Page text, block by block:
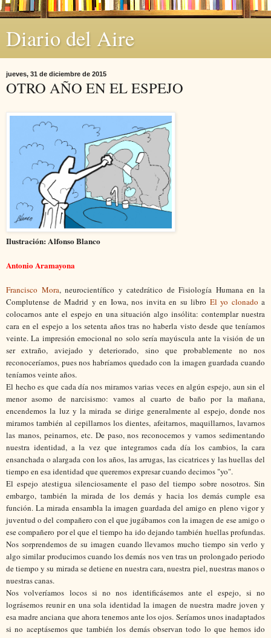
Diario del Aire
jueves, 31 de diciembre de 2015
OTRO AÑO EN EL ESPEJO
Ilustración: Alfonso Blanco
Antonio Aramayona
Francisco Mora, neurocientífico y catedrático de Fisiología Humana en la
Complutense de Madrid y en Iowa, nos invita en su libro El yo clonado a
colocarnos ante el espejo en una situación algo insólita: contemplar nuestra
cara en el espejo a los setenta años tras no haberla visto desde que teníamos
veinte. La impresión emocional no solo sería mayúscula ante la visión de un
ser extraño, aviejado y deteriorado, sino que probablemente no nos
reconoceríamos, pues nos habríamos quedado con la imagen guardada cuando
teníamos veinte años.
El hecho es que cada día nos miramos varias veces en algún espejo, aun sin el
menor asomo de narcisismo: vamos al cuarto de baño por la mañana,
encendemos la luz y la mirada se dirige generalmente al espejo, donde nos
miramos también al cepillarnos los dientes, afeitarnos, maquillarnos, lavarnos
las manos, peinarnos, etc. De paso, nos reconocemos y vamos sedimentando
nuestra identidad, a la vez que integramos cada día los cambios, la cara
ensanchada o alargada con los años, las arrugas, las cicatrices y las huellas del
tiempo en esa identidad que queremos expresar cuando decimos "yo".
El espejo atestigua silenciosamente el paso del tiempo sobre nosotros. Sin
embargo, también la mirada de los demás y hacia los demás cumple esa
función. La mirada ensambla la imagen guardada del amigo en pleno vigor y
juventud o del compañero con el que jugábamos con la imagen de ese amigo o
ese compañero por el que el tiempo ha ido dejando también huellas profundas.
Nos sorprendemos de su imagen cuando llevamos mucho tiempo sin verlo y
algo similar producimos cuando los demás nos ven tras un prolongado periodo
de tiempo y su mirada se detiene en nuestra cara, nuestra piel, nuestras manos o
nuestras canas.
Nos volveríamos locos si no nos identificásemos ante el espejo, si no
lográsemos reunir en una sola identidad la imagen de nuestra madre joven y
esa madre anciana que ahora tenemos ante los ojos. Seríamos unos inadaptados
si no aceptásemos que también los demás observan todo lo que hemos ido